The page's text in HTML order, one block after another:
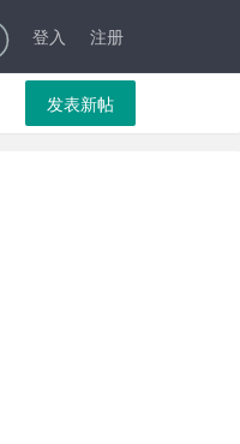
登入 注册
发表新帖